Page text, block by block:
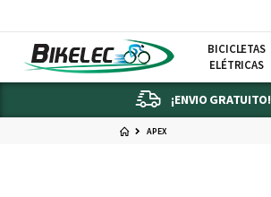
BICICLETAS
ELÉTRICAS
¡ENVIO GRATUITO!
APEX